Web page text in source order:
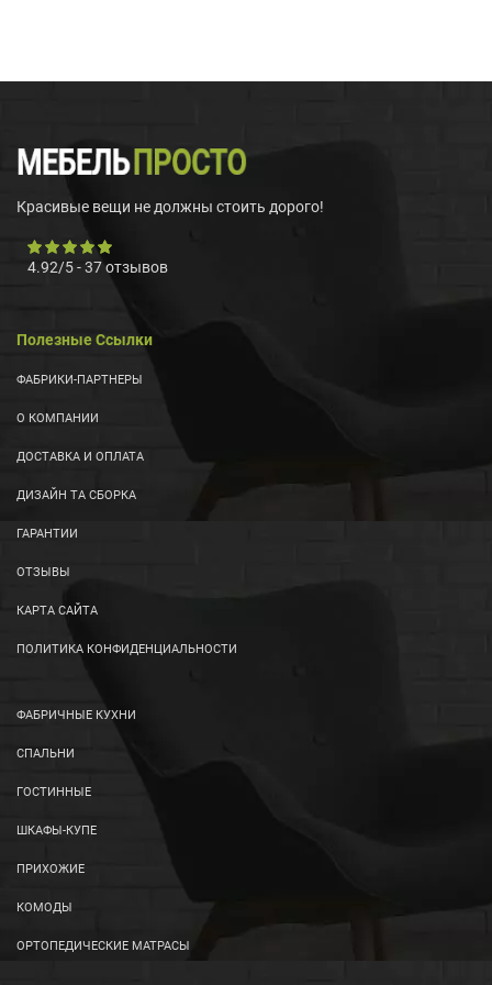
Красивые вещи не должны стоить дорого!
4.92/5-37отзывов
Полезные Ссылки
ФАБРИКИ-ПАРТНЕРЫ
О КОМПАНИИ
ДОСТАВКА И ОПЛАТА
ДИЗАЙН ТА СБОРКА
ГАРАНТИИ
ОТЗЫВЫ
КАРТА САЙТА
ПОЛИТИКА КОНФИДЕНЦИАЛЬНОСТИ
ФАБРИЧНЫЕ КУХНИ
СПАЛЬНИ
ГОСТИННЫЕ
ШКАФЫ-КУПЕ
ПРИХОЖИЕ
КОМОДЫ
ОРТОПЕДИЧЕСКИЕ МАТРАСЫ